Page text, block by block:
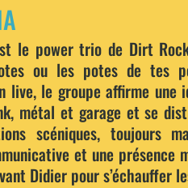
le power trio de Dirt
ou les potes de tes
live, le groupe affirme une
métal et garage et se
scéniques, toujours
et une présence
Didier pour s’échauffer